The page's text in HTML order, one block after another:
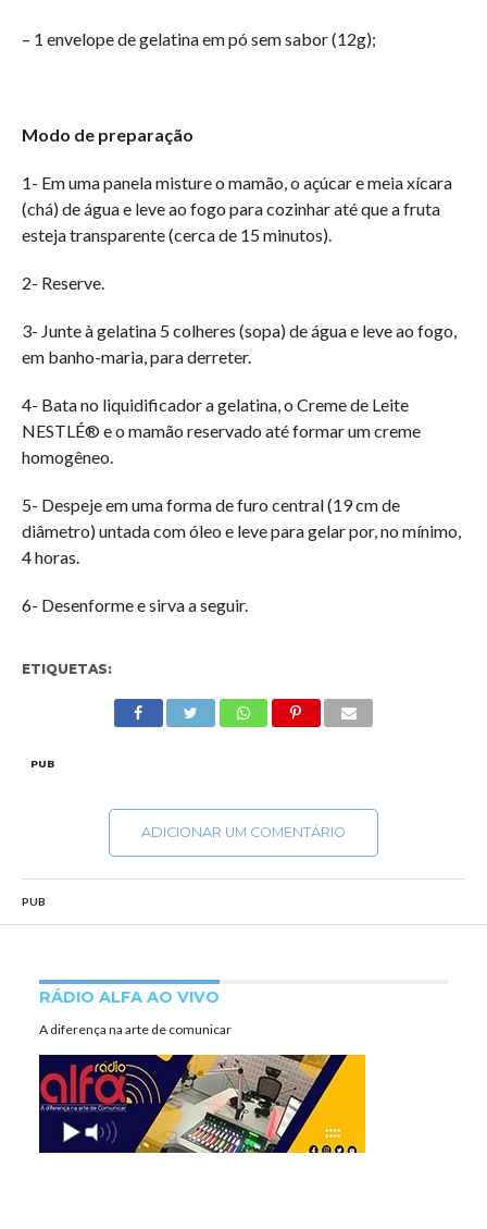
– 1 envelope de gelatina em pó sem sabor (12g);
Modo de preparação
1- Em uma panela misture o mamão, o açúcar e meia xícara
(chá) de água e leve ao fogo para cozinhar até que a fruta
esteja transparente (cerca de 15 minutos).
2- Reserve.
3- Junte à gelatina 5 colheres (sopa) de água e leve ao fogo,
em banho-maria, para derreter.
4- Bata no liquidificador a gelatina, o Creme de Leite
NESTLÉ® e o mamão reservado até formar um creme
homogêneo.
5- Despeje em uma forma de furo central (19 cm de
diâmetro) untada com óleo e leve para gelar por, no mínimo,
4 horas.
6- Desenforme e sirva a seguir.
ETIQUETAS:
PUB
ADICIONAR UM COMENTÁRIO
PUB
RÁDIO ALFA AO VIVO
A diferença na arte de comunicar